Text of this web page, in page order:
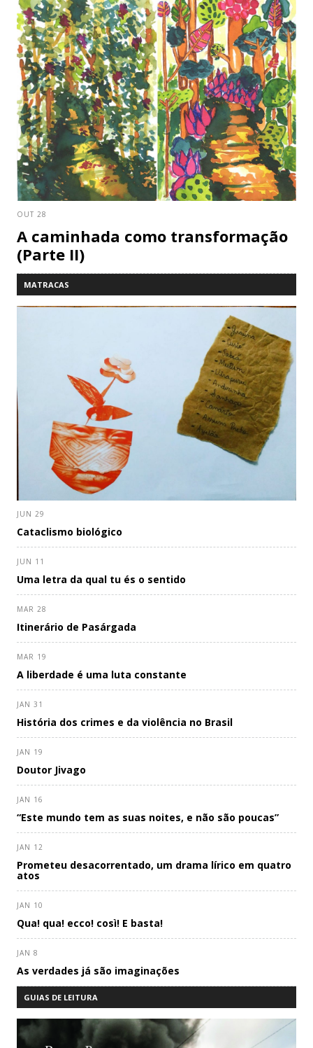
OUT 28
A caminhada como transformação
(Parte II)
MATRACAS
JUN 29
Cataclismo biológico
JUN 11
Uma letra da qual tu és o sentido
MAR 28
Itinerário de Pasárgada
MAR 19
A liberdade é uma luta constante
JAN 31
História dos crimes e da violência no Brasil
JAN 19
Doutor Jivago
JAN 16
“Este mundo tem as suas noites, e não são poucas”
JAN 12
Prometeu desacorrentado, um drama lírico em quatro
atos
JAN 10
Qua! qua! ecco! così! E basta!
JAN 8
As verdades já são imaginações
GUIAS DE LEITURA